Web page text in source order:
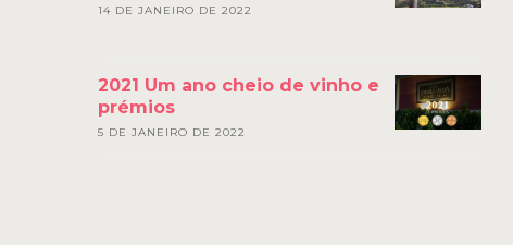
14 DE JANEIRO DE 2022
2021 Um ano cheio de vinho e
prémios
5 DE JANEIRO DE 2022